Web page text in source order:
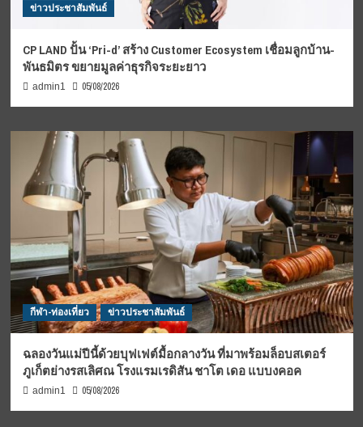
ข่าวประชาสัมพันธ์
CP LAND ปั้น ‘Pri-d’ สร้าง Customer Ecosystem เชื่อมลูกบ้าน-
พันธมิตร ขยายมูลค่าธุรกิจระยะยาว
admin1 05/08/2026
กีฬา-ท่องเที่ยว ข่าวประชาสัมพันธ์
ฉลองวันแม่ปีนี้ด้วยบุฟเฟต์มื้อกลางวัน ที่มาพร้อมล็อบสเตอร์
ภูเก็ตย่างรสเลิศณ โรงแรมเรดิสัน ชาโต เดอ แบบงคอค
admin1 05/08/2026